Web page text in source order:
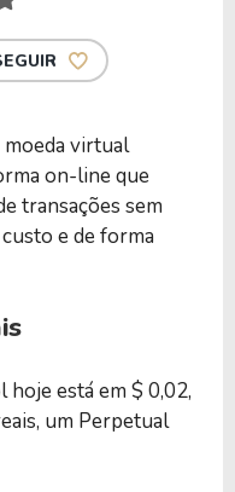
moeda virtual
on-line que
transações sem
e de forma
está em $ 0,02,
um Perpetual